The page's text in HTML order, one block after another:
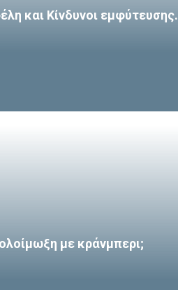
και Κίνδυνοι εμφύτευσης.
με κράνμπερι;